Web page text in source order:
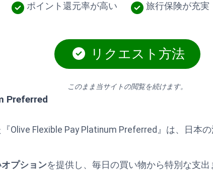
ポイント還元率が高い 旅行保険が充実
リクエスト方法
このまま当サイトの閲覧を続けます。
Preferred
Olive Flexible Pay Platinum Preferred』は、日本
プションを提供し、毎日の買い物から特別な支